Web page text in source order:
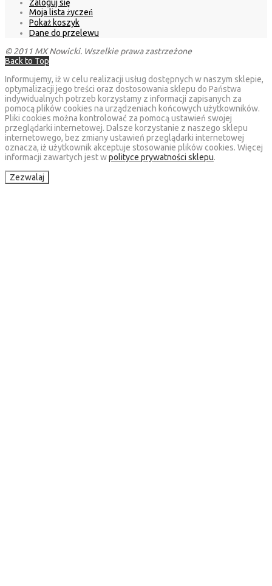
Zaloguj się
Moja lista życzeń
Pokaż koszyk
Dane do przelewu
© 2011 MX Nowicki. Wszelkie prawa zastrzeżone
Back to Top
Informujemy, iż w celu realizacji usług dostępnych w naszym sklepie,
optymalizacji jego treści oraz dostosowania sklepu do Państwa
indywidualnych potrzeb korzystamy z informacji zapisanych za
pomocą plików cookies na urządzeniach końcowych użytkowników.
Pliki cookies można kontrolować za pomocą ustawień swojej
przeglądarki internetowej. Dalsze korzystanie z naszego sklepu
internetowego, bez zmiany ustawień przeglądarki internetowej
oznacza, iż użytkownik akceptuje stosowanie plików cookies. Więcej
informacji zawartych jest wpolityce prywatności sklepu.
Zezwalaj